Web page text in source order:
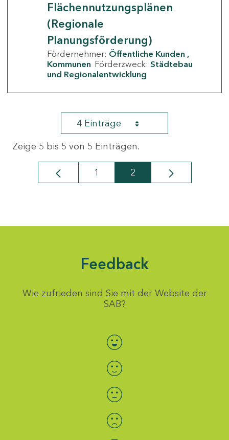
Flächennutzungsplänen
(Regionale
Planungsförderung)
Fördernehmer: Öffentliche Kunden
Kommunen Förderzweck: Städtebau
und Regionalentwicklung
4 Einträge
Zeige 5 bis 5 von 5 Einträgen.
Seite
1 Seite
2
Feedback
Wie zufrieden sind Sie mit der Website der
SAB?
Bewertung auswählen